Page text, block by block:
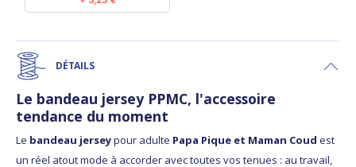
DÉTAILS
Le bandeau jersey PPMC, l'accessoire
tendance du moment
Le bandeau jerseypour adulte Papa Pique et Maman Coud est
un réel atout mode à accorder avec toutes vos tenues : au travail,